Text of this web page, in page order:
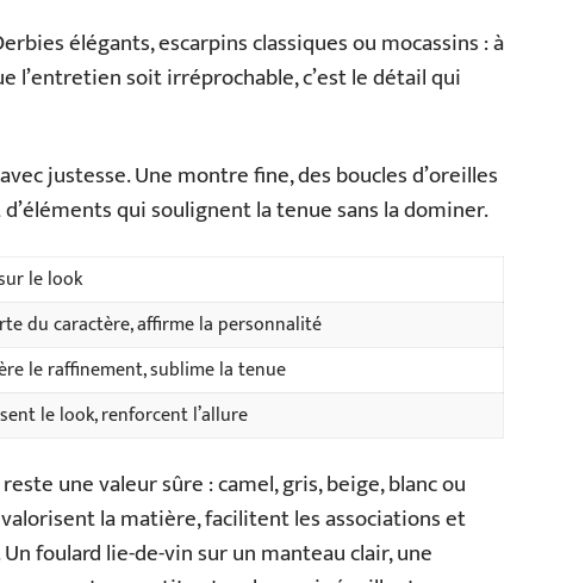
élégants, escarpins classiques ou mocassins : à
l’entretien soit irréprochable, c’est le détail qui
justesse. Une montre fine, des boucles d’oreilles
qui soulignent la tenue sans la dominer.
le look
du caractère, affirme la personnalité
le raffinement, sublime la tenue
le look, renforcent l’allure
une valeur sûre : camel, gris, beige, blanc ou
la matière, facilitent les associations et
foulard lie-de-vin sur un manteau clair, une